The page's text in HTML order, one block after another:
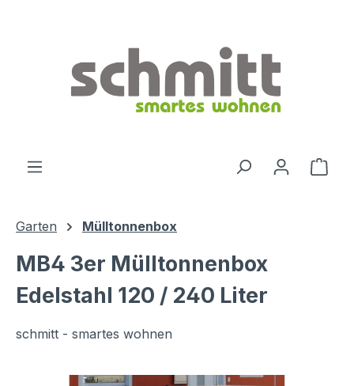
Garten Mülltonnenbox
MB4 3er Mülltonnenbox
Edelstahl 120 / 240 Liter
schmitt - smartes wohnen